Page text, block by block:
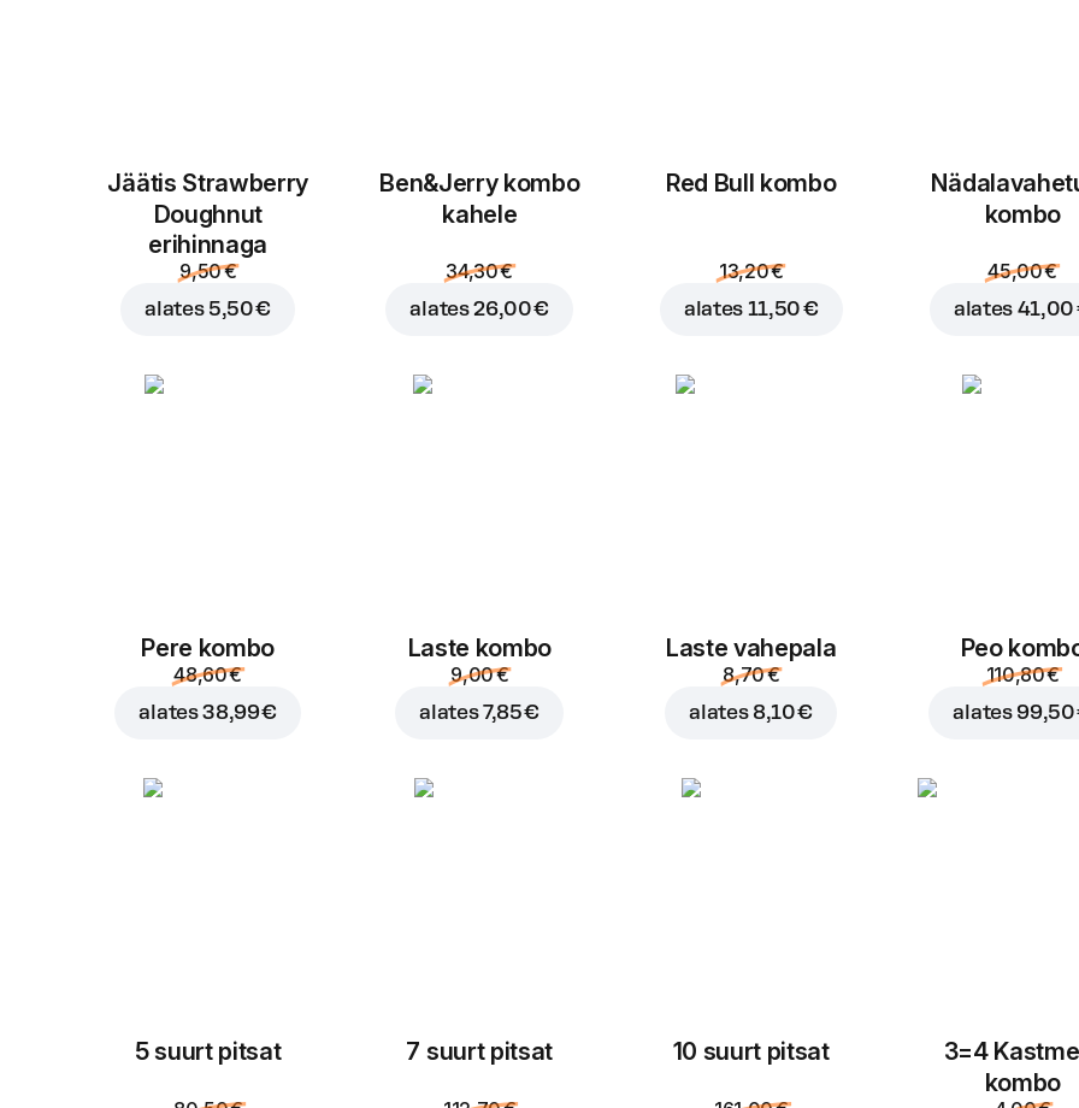
Jäätis Strawberry
Doughnut
erihinnaga
9,50 €
alates 5,50 €
Ben&Jerry kombo
kahele
34,30 €
alates26,00 €
Red Bull kombo
13,20 €
alates 11,50 €
kombo
45,00 €
alates 41,00
Pere kombo
48,60 €
alates38,99 €
Laste kombo
9,00 €
alates7,85 €
Laste vahepala
8,70 €
alates 8,10 €
Peo
110,80 €
alates 99,50
5 suurt pitsat 7 suurt pitsat 10 suurt pitsat
3=4
kombo